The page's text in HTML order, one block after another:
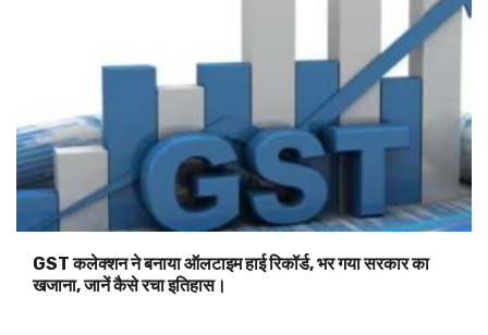
GST कलेक्शन ने बनाया ऑलटाइम हाई रिकॉर्ड, भर गया सरकार का
खजाना, जानें कैसे रचा इतिहास।